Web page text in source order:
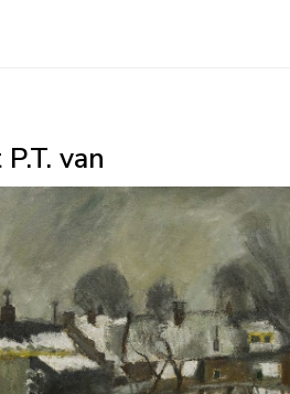
van